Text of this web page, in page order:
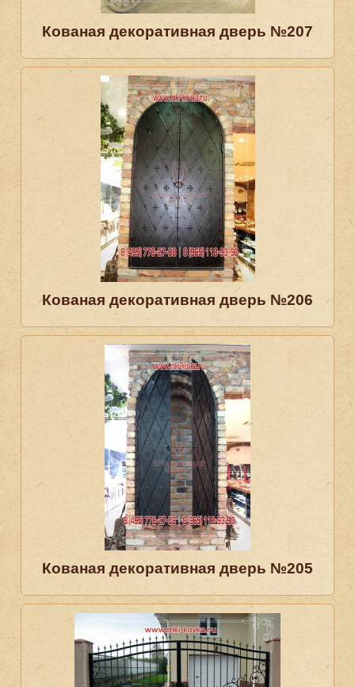
Кованая декоративная дверь №207
Кованая декоративная дверь №206
Кованая декоративная дверь №205